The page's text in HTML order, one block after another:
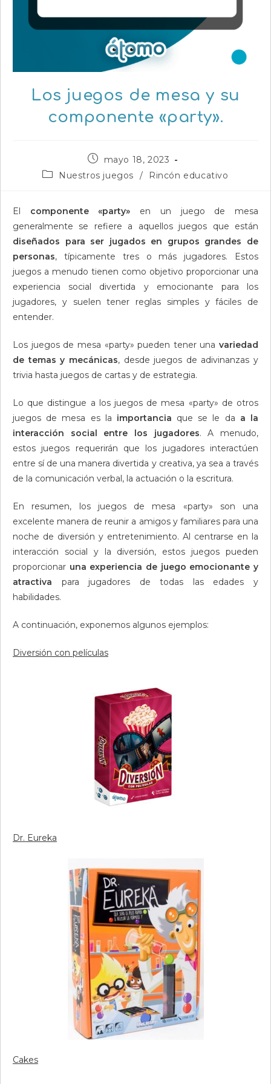
Los juegos de mesa y su
componente «party».
Publicación
la
mayo 18, 2023
Categoría
entrada:
Nuestros juegos / Rincón educativo
El componente «party» en un juego de mesa
generalmente se refiere a aquellos juegos que están
diseñados para ser jugados en grupos grandes de
personas, típicamente tres o más jugadores. Estos
juegos a menudo tienen como objetivo proporcionar una
experiencia social divertida y emocionante para los
jugadores, y suelen tener reglas simples y fáciles de
entender.
Los juegos de mesa «party» pueden tener una variedad
de temas y mecánicas, desde juegos de adivinanzas y
trivia hasta juegos de cartas y de estrategia.
Lo que distingue a los juegos de mesa «party» de otros
juegos de mesa es la importancia que se le da a la
interacción social entre los jugadores. A menudo,
estos juegos requerirán que los jugadores interactúen
entre sí de una manera divertida y creativa, ya sea a través
de la comunicación verbal, la actuación o la escritura.
En resumen, los juegos de mesa «party» son una
excelente manera de reunir a amigos y familiares para una
noche de diversión y entretenimiento. Al centrarse en la
interacción social y la diversión, estos juegos pueden
proporcionar una experiencia de juego emocionante y
atractiva para jugadores de todas las edades y
habilidades.
A continuación, exponemos algunos ejemplos:
Diversión con películas
Dr. Eureka
Cakes